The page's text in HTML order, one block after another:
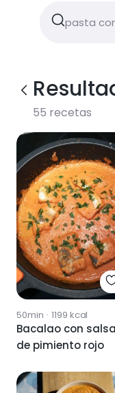
55 recetas
50min · 1199 kcal
Bacalao con salsa
de pimiento rojo